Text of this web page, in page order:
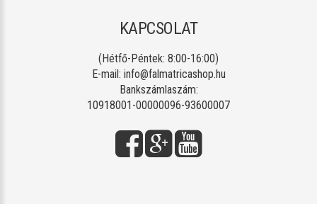
KAPCSOLAT
(Hétfő-Péntek: 8:00-16:00)
E-mail: info@falmatricashop.hu
Bankszámlaszám:
10918001-00000096-93600007